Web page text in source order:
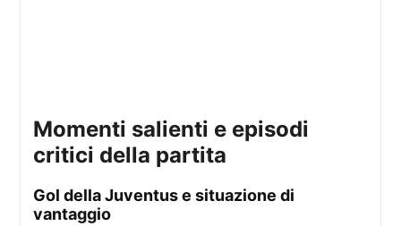
Momenti salienti e episodi
critici della partita
Gol della Juventus e situazione di
vantaggio